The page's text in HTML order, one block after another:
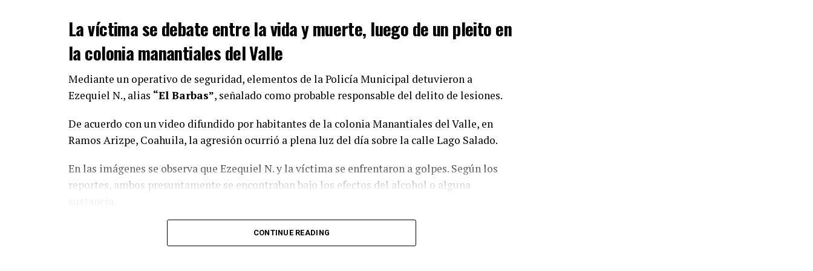
La víctima se debate entre la vida y muerte, luego de un pleito en
la colonia manantiales del Valle
Mediante un operativo de seguridad, elementos de la Policía Municipal detuvieron a
Ezequiel N., alias “El Barbas”, señalado como probable responsable del delito de lesiones.
De acuerdo con un video difundido por habitantes de la colonia Manantiales del Valle, en
Ramos Arizpe, Coahuila, la agresión ocurrió a plena luz del día sobre la calle Lago Salado.
En las imágenes se observa que Ezequiel N. y la víctima se enfrentaron a golpes. Según los
reportes, ambos presuntamente se encontraban bajo los efectos del alcohol o alguna
El presunto agresor, quien vestía pants negro, playera gris oscura y cachucha negra, tomó
varias piedras y las arrojó contra su oponente durante la riña.
CONTINUE READING